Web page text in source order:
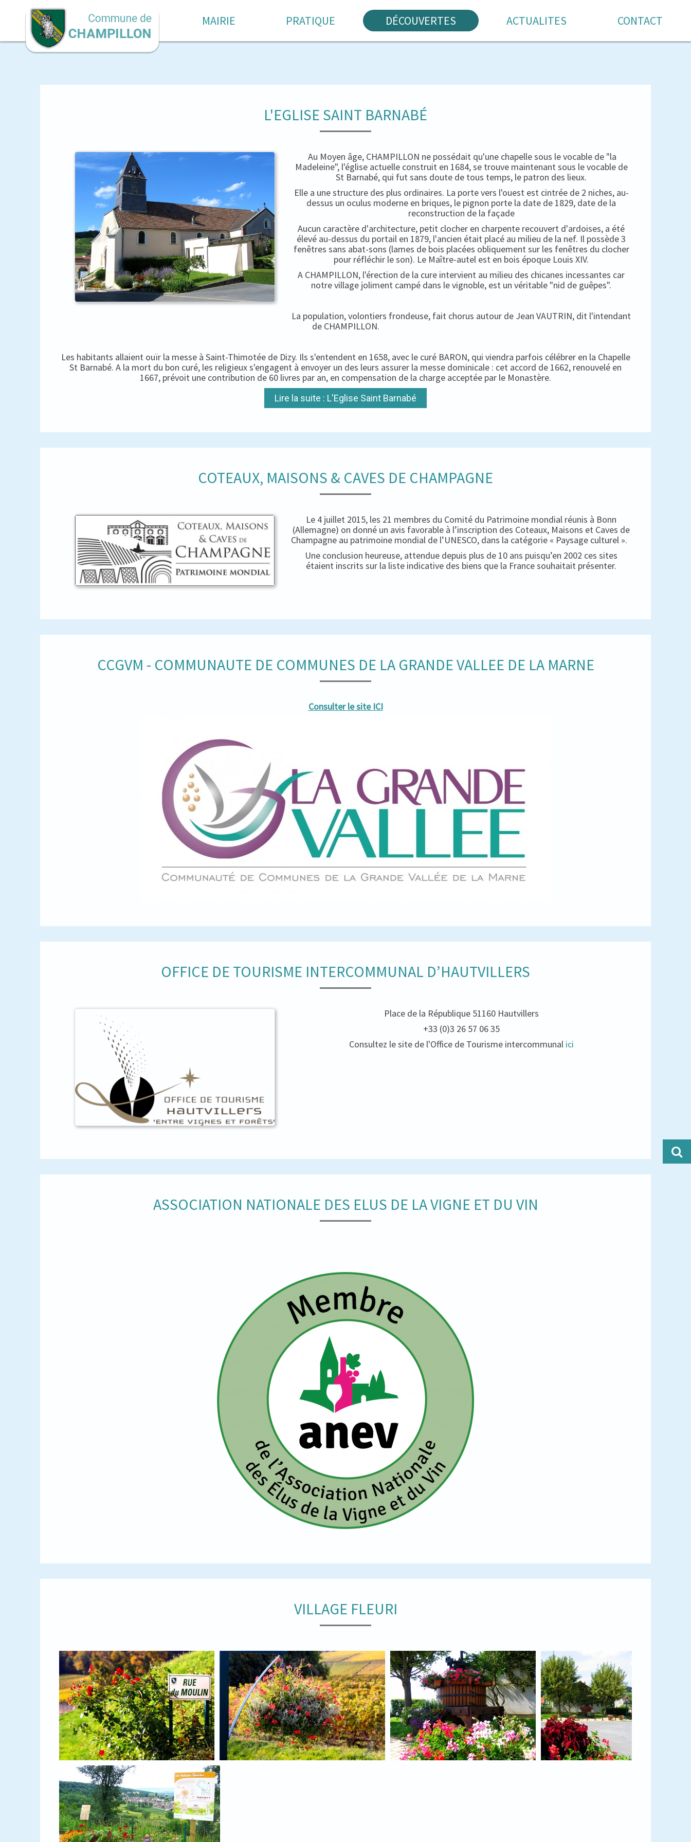
MAIRIE PRATIQUE DÉCOUVERTES ACTUALITES CONTACT
L'EGLISE SAINT BARNABÉ
Au Moyen âge, CHAMPILLON ne possédait qu'une chapelle sous le vocable de "la
Madeleine", l'église actuelle construit en 1684, se trouve maintenant sous le vocable de
St Barnabé, qui fut sans doute de tous temps, le patron des lieux.
Elle a une structure des plus ordinaires. La porte vers l'ouest est cintrée de 2 niches, au-
dessus un oculus moderne en briques, le pignon porte la date de 1829, date de la
reconstruction de la façade
Aucun caractère d'architecture, petit clocher en charpente recouvert d'ardoises, a été
élevé au-dessus du portail en 1879, l'ancien était placé au milieu de la nef. Il possède 3
fenêtres sans abat-sons (lames de bois placées obliquement sur les fenêtres du clocher
pour réfléchir le son). Le Maître-autel est en bois époque Louis XIV.
A CHAMPILLON, l'érection de la cure intervient au milieu des chicanes incessantes car
notre village joliment campé dans le vignoble, est un véritable "nid de guêpes".
La population, volontiers frondeuse, fait chorus autour de Jean VAUTRIN, dit l'intendant
de CHAMPILLON.
Les habitants allaient ouïr la messe à Saint-Thimotée de Dizy. Ils s'entendent en 1658, avec le curé BARON, qui viendra parfois célébrer en la Chapelle
St Barnabé. A la mort du bon curé, les religieux s'engagent à envoyer un des leurs assurer la messe dominicale : cet accord de 1662, renouvelé en
1667, prévoit une contribution de 60 livres par an, en compensation de la charge acceptée par le Monastère.
Lire la suite : L'Eglise Saint Barnabé
COTEAUX, MAISONS & CAVES DE CHAMPAGNE
Le 4 juillet 2015, les 21 membres du Comité du Patrimoine mondial réunis à Bonn
(Allemagne) on donné un avis favorable à l’inscription des Coteaux, Maisons et Caves de
Champagne au patrimoine mondial de l’UNESCO, dans la catégorie « Paysage culturel ».
Une conclusion heureuse, attendue depuis plus de 10 ans puisqu’en 2002 ces sites
étaient inscrits sur la liste indicative des biens que la France souhaitait présenter.
CCGVM - COMMUNAUTE DE COMMUNES DE LA GRANDE VALLEE DE LA MARNE
Consulter le site ICI
OFFICE DE TOURISME INTERCOMMUNAL D’HAUTVILLERS
Place de la République 51160 Hautvillers
+33 (0)3 26 57 06 35
Consultez le site de l'Office de Tourisme intercommunal ici
ASSOCIATION NATIONALE DES ELUS DE LA VIGNE ET DU VIN
VILLAGE FLEURI